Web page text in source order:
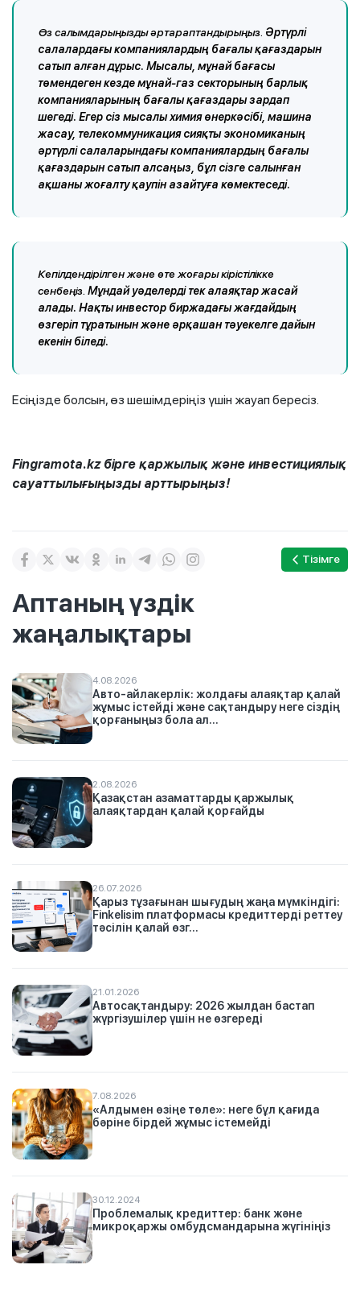
Өз салымдарыңызды әртараптандырыңыз. Әртүрлі
салалардағы компаниялардың бағалы қағаздарын
сатып алған дұрыс. Мысалы, мұнай бағасы
төмендеген кезде мұнай-газ секторының барлық
компанияларының бағалы қағаздары зардап
шегеді. Егер сіз мысалы химия өнеркәсібі, машина
жасау, телекоммуникация сияқты экономиканың
әртүрлі салаларындағы компаниялардың бағалы
қағаздарын сатып алсаңыз, бұл сізге салынған
ақшаны жоғалту қаупін азайтуға көмектеседі.
Кепілдендірілген және өте жоғары кірістілікке
сенбеңіз. Мұндай уәделерді тек алаяқтар жасай
алады. Нақты инвестор биржадағы жағдайдың
өзгеріп тұратынын және әрқашан тәуекелге дайын
екенін біледі.
Есіңізде болсын, өз шешімдеріңіз үшін жауап бересіз.
Fingramota.kz бірге қаржылық және инвестициялық
сауаттылығыңызды арттырыңыз!
Тізімге
Аптаның үздік
жаңалықтары
4.08.2026
Авто-айлакерлік: жолдағы алаяқтар қалай
жұмыс істейді және сақтандыру неге сіздің
қорғаныңыз бола ал...
2.08.2026
Қазақстан азаматтарды қаржылық
алаяқтардан қалай қорғайды
26.07.2026
Қарыз тұзағынан шығудың жаңа мүмкіндігі:
Finkelisim платформасы кредиттерді реттеу
тәсілін қалай өзг...
21.01.2026
Автосақтандыру: 2026 жылдан бастап
жүргізушілер үшін не өзгереді
7.08.2026
«Алдымен өзіңе төле»: неге бұл қағида
бәріне бірдей жұмыс істемейді
30.12.2024
Проблемалық кредиттер: банк және
микроқаржы омбудсмандарына жүгініңіз